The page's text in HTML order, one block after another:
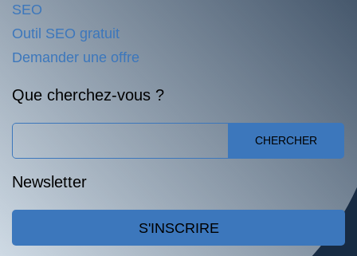
SEO
Outil SEO gratuit
Demander une offre
Que cherchez-vous ?
CHERCHER
Newsletter
S'INSCRIRE